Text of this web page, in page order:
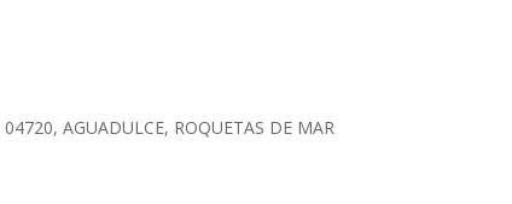
AGUADULCE, ROQUETAS DE MAR